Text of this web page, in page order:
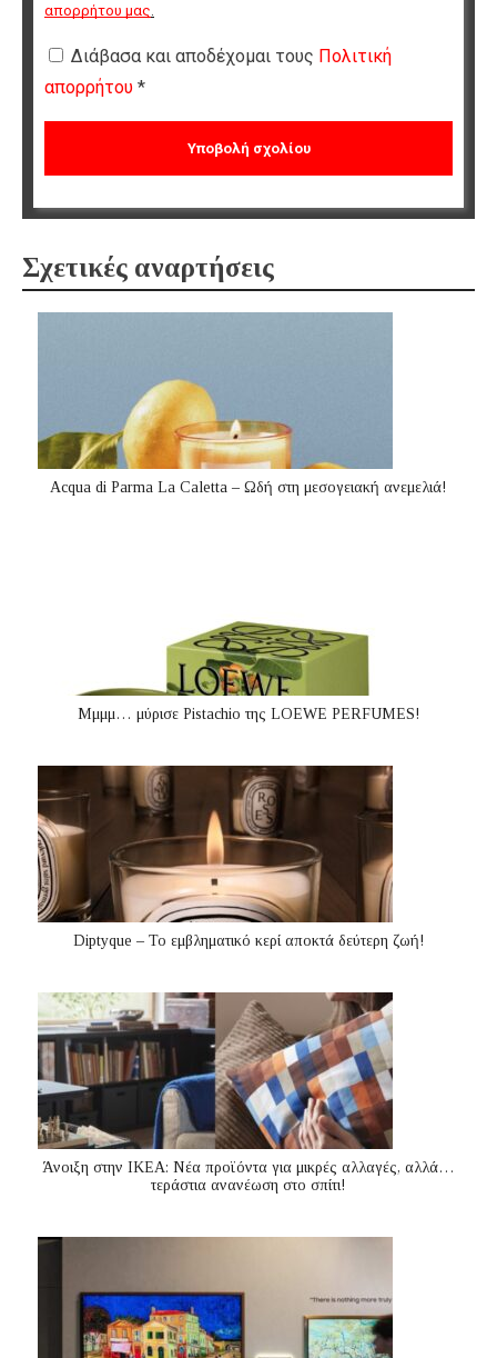
απορρήτου μας
Διάβασα και αποδέχομαι τους Πολιτική
απορρήτου *
Σχετικές αναρτήσεις
Acqua di Parma La Caletta – Ωδή στη μεσογειακή ανεμελιά!
Μμμμ… μύρισε Pistachio της LOEWE PERFUMES!
Diptyque – Το εμβληματικό κερί αποκτά δεύτερη ζωή!
Άνοιξη στην ΙΚΕΑ: Νέα προϊόντα για μικρές αλλαγές, αλλά…
τεράστια ανανέωση στο σπίτι!